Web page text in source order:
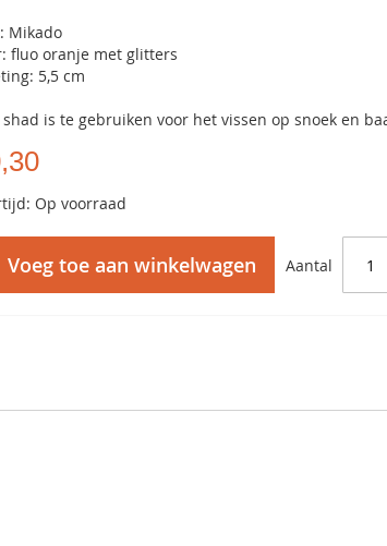
Mikado
fluo oranje met glitters
5,5 cm
shad is te gebruiken voor het vissen op snoek en
Op voorraad
Aantal
Voeg toe aan winkelwagen